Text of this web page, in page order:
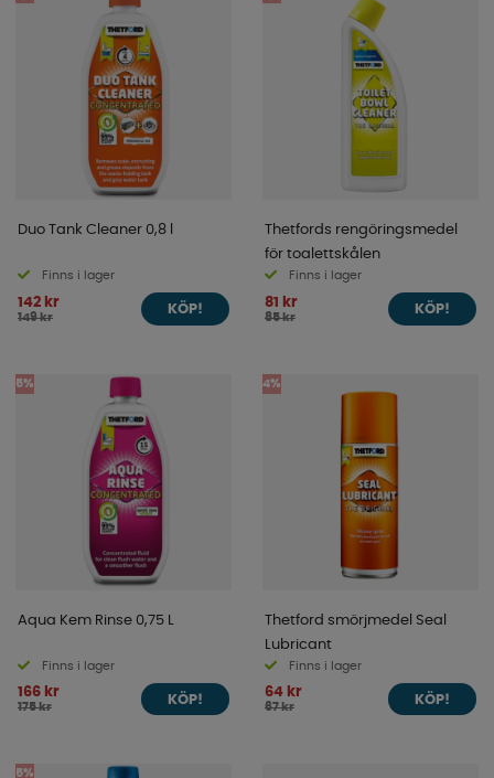
Duo Tank Cleaner 0,8 l
Finns i lager
142 kr
149 kr
KÖP!
Thetfords rengöringsmedel
för toalettskålen
Finns i lager
81 kr
85 kr
KÖP!
5%
Aqua Kem Rinse 0,75 L
Finns i lager
166 kr
175 kr
KÖP!
4%
Thetford smörjmedel Seal
Lubricant
Finns i lager
64 kr
67 kr
KÖP!
5%